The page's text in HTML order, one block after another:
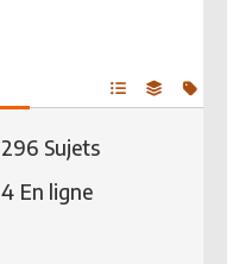
296 Sujets
4 En ligne